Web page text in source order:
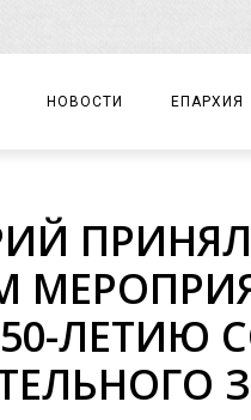
НОВОСТИ ЕПАРХИЯ
ЛЕТИЮ